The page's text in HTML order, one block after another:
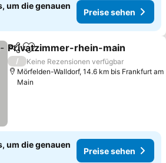
um die genauen
Preise sehen
TeilenZu Favoriten hinzufügen
Privatzimmer-rhein-main
/
Keine Rezensionen verfügbar
Mörfelden-Walldorf, 14.6 km bis Frankfurt am
Main
um die genauen
Preise sehen